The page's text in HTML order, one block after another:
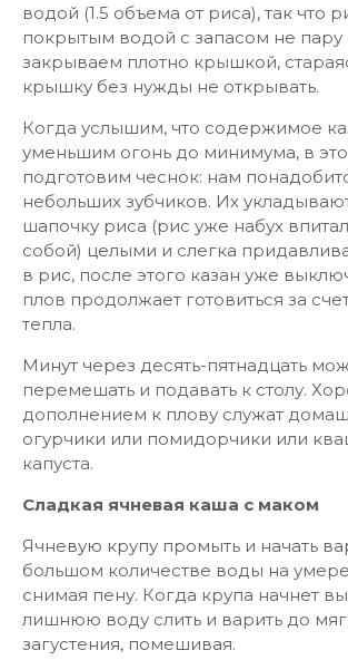
водой (1.5 объема от риса), так что
покрытым водой с запасом не пару
закрываем плотно крышкой,
крышку без нужды не открывать.
Когда услышим, что содержимое
уменьшим огонь до минимума, в
подготовим чеснок: нам
небольших зубчиков. Их
шапочку риса (рис уже набух
собой) целыми и слегка
в рис, после этого казан уже
плов продолжает готовиться за
тепла.
Минут через десять-пятнадцать
перемешать и подавать к столу.
дополнением к плову служат
огурчики или помидорчики или
капуста.
Сладкая ячневая каша с маком
Ячневую крупу промыть и начать
большом количестве воды на
снимая пену. Когда крупа начнет
лишнюю воду слить и варить до
загустения, помешивая.